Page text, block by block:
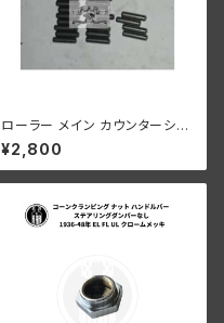
ローラー メイン カウンターシャ
フト 0004" オーバーサイズ 24
個 ハーレーダビッドソン
¥2,800